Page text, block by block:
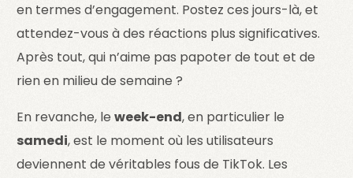
en termes d’engagement. Postez ces jours-là, et
attendez-vous à des réactions plus significatives.
Après tout, qui n’aime pas papoter de tout et de
rien en milieu de semaine ?
En revanche, leweek-end, en particulier le
samedi, est le moment où les utilisateurs
deviennent de véritables fous de TikTok. Les